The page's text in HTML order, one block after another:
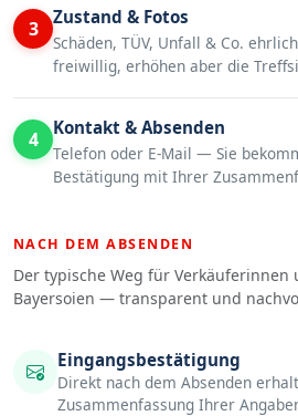
3 Zustand & Fotos
Schäden, TÜV, Unfall & Co.
freiwillig, erhöhen aber die
4 Kontakt & Absenden
Telefon oder E-Mail — Sie
Bestätigung mit Ihrer
NACH DEM ABSENDEN
Der typische Weg für Verkäuferinnen
Bayersoien — transparent und
Eingangsbestätigung
Direkt nach dem Absenden
Zusammenfassung Ihrer